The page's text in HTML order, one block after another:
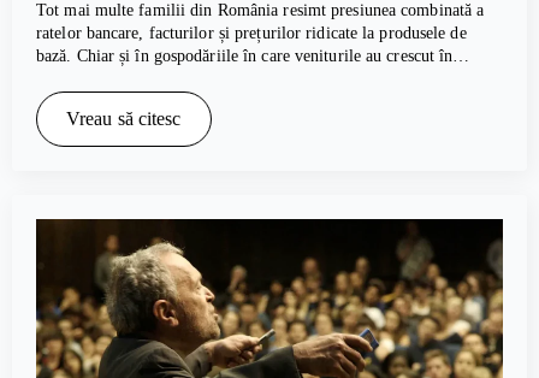
Tot mai multe familii din România resimt presiunea combinată a
ratelor bancare, facturilor și prețurilor ridicate la produsele de
bază. Chiar și în gospodăriile în care veniturile au crescut în…
Vreau să citesc